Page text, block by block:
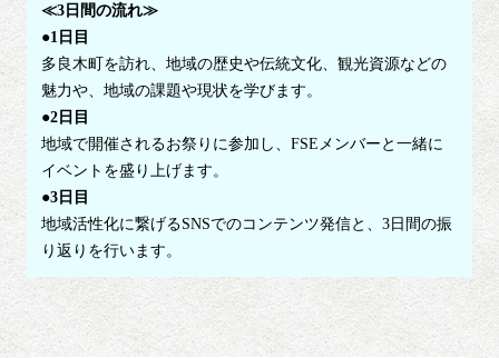
≪3日間の流れ≫
●1日目
多良木町を訪れ、地域の歴史や伝統文化、観光資源などの
魅力や、地域の課題や現状を学びます。
●2日目
地域で開催されるお祭りに参加し、FSEメンバーと一緒に
イベントを盛り上げます。
●3日目
地域活性化に繋げるSNSでのコンテンツ発信と、3日間の振
り返りを行います。